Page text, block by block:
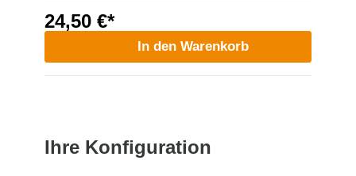
24,50 €*
In den Warenkorb
Ihre Konfiguration